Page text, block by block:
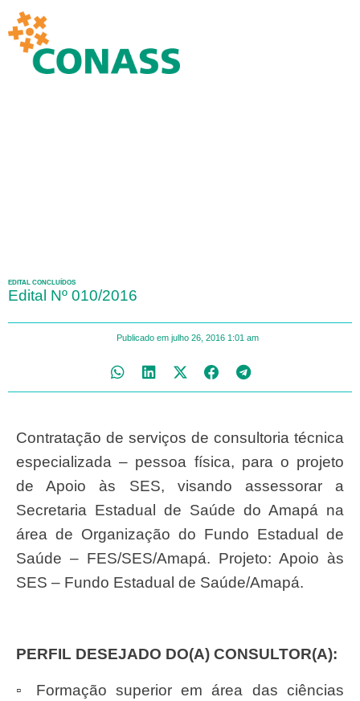
EDITAL CONCLUÍDOS
Edital Nº 010/2016
Publicado em julho 26, 2016 1:01 am
Contratação de serviços de consultoria técnica
especializada – pessoa física, para o projeto
de Apoio às SES, visando assessorar a
Secretaria Estadual de Saúde do Amapá na
área de Organização do Fundo Estadual de
Saúde – FES/SES/Amapá. Projeto: Apoio às
SES – Fundo Estadual de Saúde/Amapá.
PERFIL DESEJADO DO(A) CONSULTOR(A):
▫ Formação superior em área das ciências